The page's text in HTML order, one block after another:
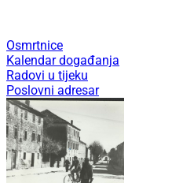
Osmrtnice
Kalendar događanja
Radovi u tijeku
Poslovni adresar